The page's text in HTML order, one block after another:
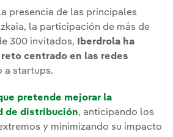
presencia de las principales
la participación de más de
300 invitados,
Iberdrola ha
centrado en las redes
a startups.
pretende mejorar la
de distribución, anticipando los
y minimizando su impacto